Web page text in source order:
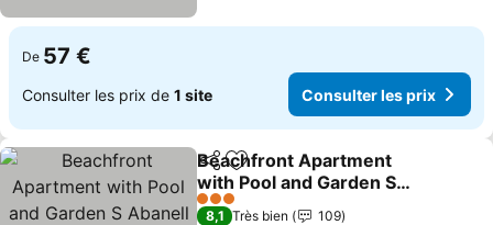
De 57 €
Consulter les prix de 1 site Consulter les prix
PartagerAjouter à mes favoris
Beachfront Apartment
with Pool and Garden S
Abanell Blanes
3 Étoiles
8,1 Très bien
109